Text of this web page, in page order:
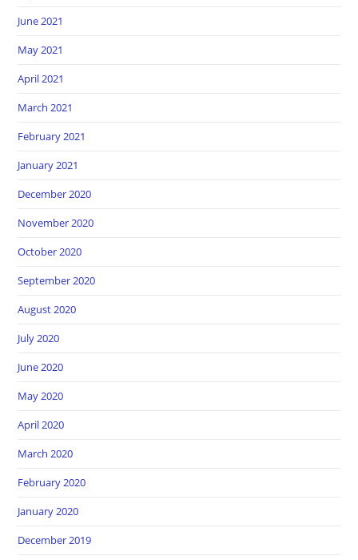
June 2021
May 2021
April 2021
March 2021
February 2021
January 2021
December 2020
November 2020
October 2020
September 2020
August 2020
July 2020
June 2020
May 2020
April 2020
March 2020
February 2020
January 2020
December 2019